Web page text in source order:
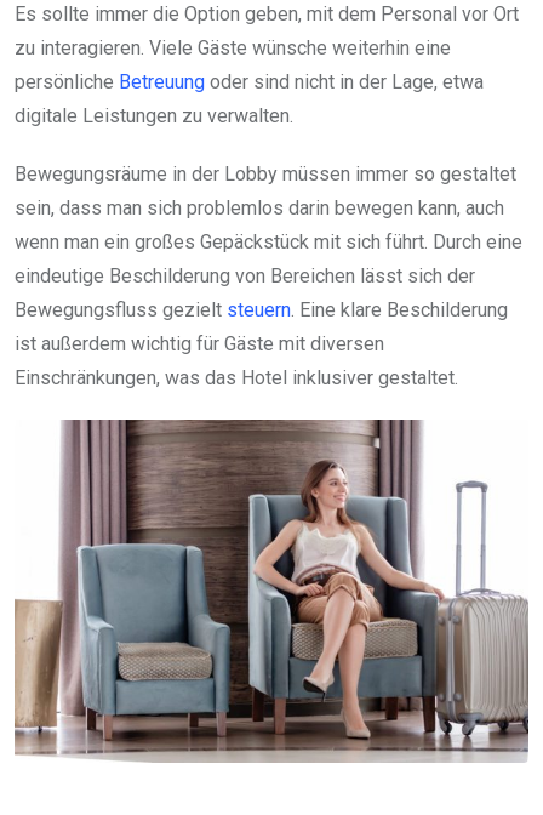
Es sollte immer die Option geben, mit dem Personal vor Ort
zu interagieren. Viele Gäste wünsche weiterhin eine
persönliche Betreuung oder sind nicht in der Lage, etwa
digitale Leistungen zu verwalten.
Bewegungsräume in der Lobby müssen immer so gestaltet
sein, dass man sich problemlos darin bewegen kann, auch
wenn man ein großes Gepäckstück mit sich führt. Durch eine
eindeutige Beschilderung von Bereichen lässt sich der
Bewegungsfluss gezielt steuern. Eine klare Beschilderung
ist außerdem wichtig für Gäste mit diversen
Einschränkungen, was das Hotel inklusiver gestaltet.